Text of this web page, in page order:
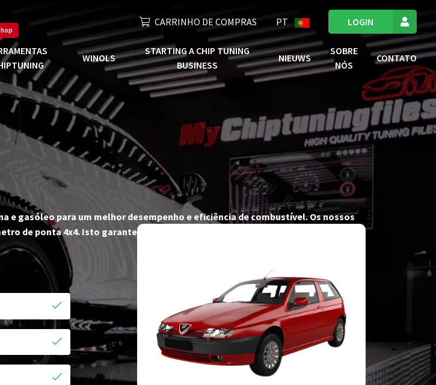
CARRINHO DE COMPRAS PT LOGIN
WINOLS
STARTING A CHIP TUNING
BUSINESS
NIEUWS
SOBRE
NÓS
CONTATO
gasóleo para um melhor desempenho e eficiência de combustível. Os nossos
de ponta 4x4. Isto garante-nos ficheiros ECU tuning de elevada qualidade que